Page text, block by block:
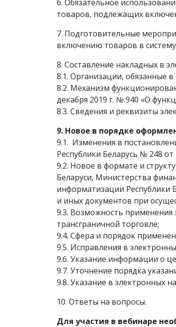
6. Обязательное
товаров, подлежащих
7. Подготовительные
включению товаров в
8. Составление накладных в
8.1. Организации, обязанные
8.2. Механизм
декабря 2019 г. № 940 «О
8.3. Сведения и реквизиты
9. Новое в порядке
9.1. Изменения в
Республики Беларусь № 248 от
9.2. Новое в формате и
Беларуси, Министерства
информатизации Республики
и иных документов при
9.3. Возможность применения
трансграничной торговле;
9.4. Сфера и порядок
9.5. Исправления в
9.6. Указание информации о
9.7. Уточнение порядка
9.8. Указание в электронных
10. Ответы на вопросы.
Для участия в вебинаре